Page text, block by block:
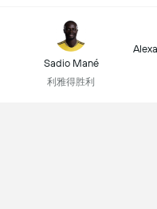
Sadio Mané
利雅得胜利